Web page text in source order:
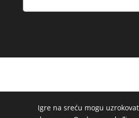
Igre na sreću mogu